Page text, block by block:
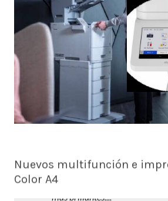
Nuevos multifunción e
Color A4